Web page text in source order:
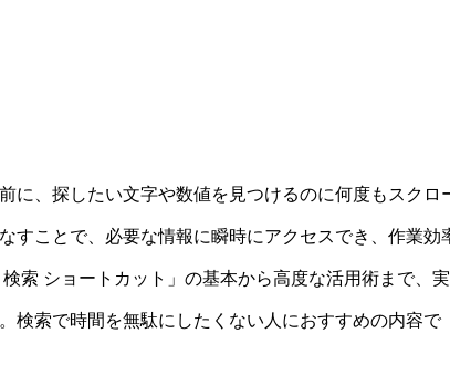
に、探したい文字や数値を見つけるのに何度もスクロ
すことで、必要な情報に瞬時にアクセスでき、作業効
索 ショートカット」の基本から高度な活用術まで、実
検索で時間を無駄にしたくない人におすすめの内容で